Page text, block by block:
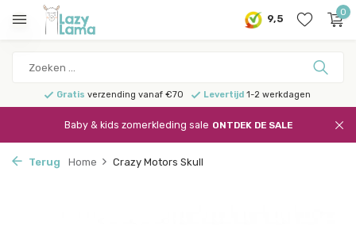
9,5
0
Gratis verzending vanaf €70 Levertijd1-2 werkdagen
Baby & kids zomerkleding sale ONTDEK DE SALE
Terug Home Crazy Motors Skull